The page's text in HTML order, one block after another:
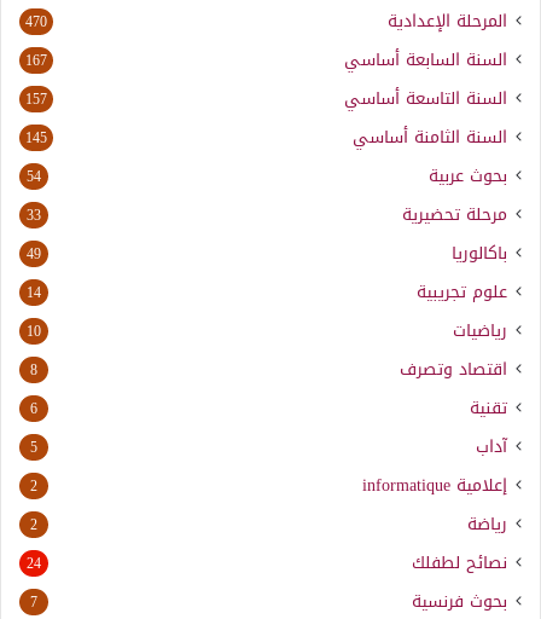
المرحلة الإعدادية 470
السنة السابعة أساسي 167
السنة التاسعة أساسي 157
السنة الثامنة أساسي 145
بحوث عربية 54
مرحلة تحضيرية 33
باكالوريا 49
علوم تجريبية 14
رياضيات 10
اقتصاد وتصرف 8
تقنية 6
آداب 5
إعلامية informatique
2
رياضة 2
نصائح لطفلك 24
بحوث فرنسية 7